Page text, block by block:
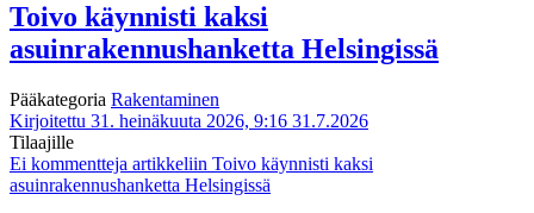
Toivo käynnisti kaksi
asuinrakennushanketta Helsingissä
Pääkategoria Rakentaminen
Kirjoitettu 31. heinäkuuta 2026, 9:16 31.7.2026
Tilaajille
Ei kommentteja artikkeliin Toivo käynnisti kaksi
asuinrakennushanketta Helsingissä